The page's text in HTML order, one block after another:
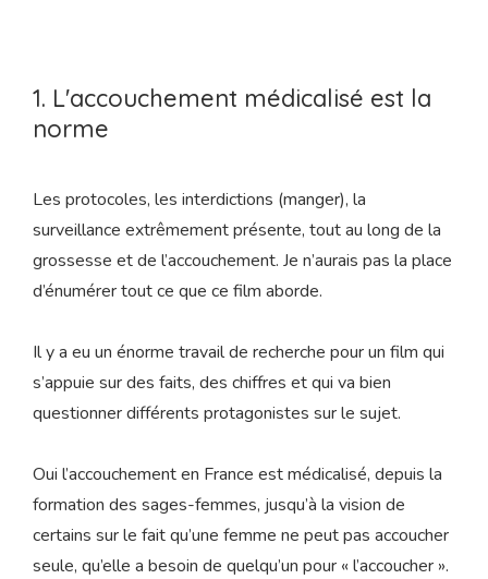
1. L'accouchement médicalisé est la
norme
Les protocoles, les interdictions (manger), la
surveillance extrêmement présente, tout au long de la
grossesse et de l’accouchement. Je n’aurais pas la place
d’énumérer tout ce que ce film aborde.
Il y a eu un énorme travail de recherche pour un film qui
s’appuie sur des faits, des chiffres et qui va bien
questionner différents protagonistes sur le sujet.
Oui l’accouchement en France est médicalisé, depuis la
formation des sages-femmes, jusqu’à la vision de
certains sur le fait qu’une femme ne peut pas accoucher
seule, qu’elle a besoin de quelqu’un pour « l’accoucher ».